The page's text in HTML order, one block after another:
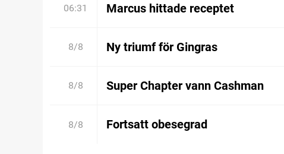
06:31 Marcus hittade receptet
8/8 Ny triumf för Gingras
8/8 Super Chapter vann Cashman
8/8 Fortsatt obesegrad